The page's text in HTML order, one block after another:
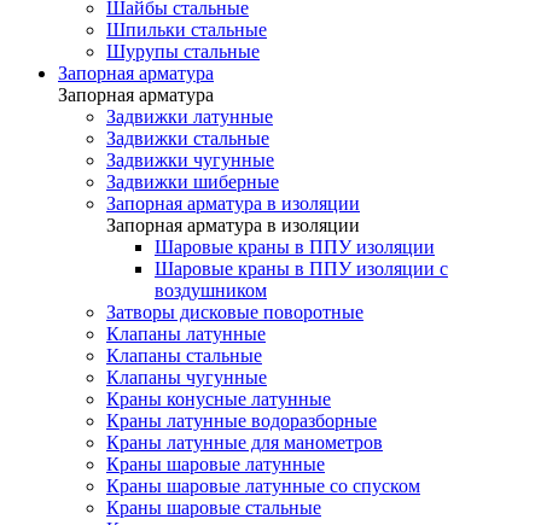
Шайбы стальные
Шпильки стальные
Шурупы стальные
Запорная арматура
Запорная арматура
Задвижки латунные
Задвижки стальные
Задвижки чугунные
Задвижки шиберные
Запорная арматура в изоляции
Запорная арматура в изоляции
Шаровые краны в ППУ изоляции
Шаровые краны в ППУ изоляции с
воздушником
Затворы дисковые поворотные
Клапаны латунные
Клапаны стальные
Клапаны чугунные
Краны конусные латунные
Краны латунные водоразборные
Краны латунные для манометров
Краны шаровые латунные
Краны шаровые латунные со спуском
Краны шаровые стальные